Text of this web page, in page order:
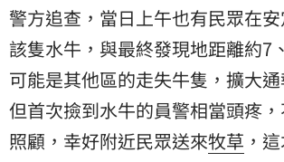
警方追查，當日上午也有民眾在
該隻水牛，與最終發現地距離約7
可能是其他區的走失牛隻，擴大通
但首次撿到水牛的員警相當頭疼
照顧，幸好附近民眾送來牧草 ，